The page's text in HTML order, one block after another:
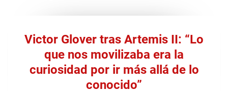
Victor Glover tras Artemis II: “Lo
que nos movilizaba era la
curiosidad por ir más allá de lo
conocido”